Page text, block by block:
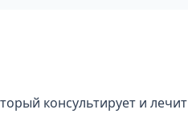
консультирует и лечит